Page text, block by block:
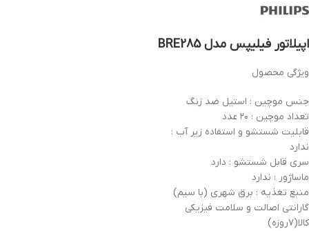
اپیلاتور فیلیپس مدل BRE285
ویژگی محصول
جنس موچین : استیل ضد زنگ
تعداد موچین : ۲۰ عدد
قابلیت شستشو و استفاده زیر آب :
ندارد
سری قابل شستشو : دارد
ماساژور : ندارد
منبع تغذیه : برق شهری (با سیم)
گارانتی اصالت و سلامت فیزیکی
کالا(۷روزه)